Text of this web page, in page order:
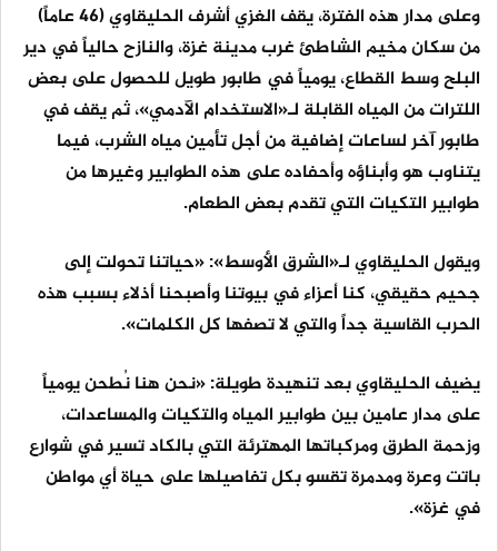
وعلى مدار هذه الفترة، يقف الغزي أشرف الحليقاوي (46 عاماً)
من سكان مخيم الشاطئ غرب مدينة غزة، والنازح حالياً في دير
البلح وسط القطاع، يومياً في طابور طويل للحصول على بعض
اللترات من المياه القابلة لـ«الاستخدام الآدمي»، ثم يقف في
طابور آخر لساعات إضافية من أجل تأمين مياه الشرب، فيما
يتناوب هو وأبناؤه وأحفاده على هذه الطوابير وغيرها من
طوابير التكيات التي تقدم بعض الطعام.
ويقول الحليقاوي لـ«الشرق الأوسط»: «حياتنا تحولت إلى
جحيم حقيقي، كنا أعزاء في بيوتنا وأصبحنا أذلاء بسبب هذه
الحرب القاسية جداً والتي لا تصفها كل الكلمات».
يضيف الحليقاوي بعد تنهيدة طويلة: «نحن هنا نُطحن يومياً
على مدار عامين بين طوابير المياه والتكيات والمساعدات،
وزحمة الطرق ومركباتها المهترئة التي بالكاد تسير في شوارع
باتت وعرة ومدمرة تقسو بكل تفاصيلها على حياة أي مواطن
في غزة».